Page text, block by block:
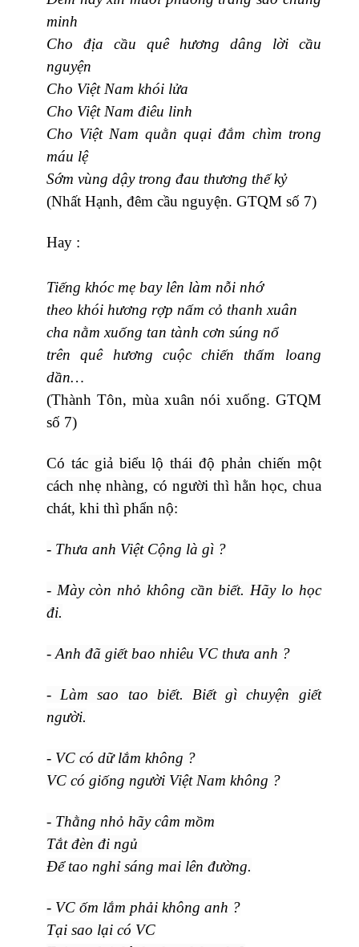
minh
Cho địa cầu quê hương dâng lời cầu
nguyện
Cho Việt Nam khói lửa
Cho Việt Nam điêu linh
Cho Việt Nam quằn quại đắm chìm trong
máu lệ
Sớm vùng dậy trong đau thương thế kỷ
(Nhất Hạnh, đêm cầu nguyện. GTQM số 7)
Hay :
Tiếng khóc mẹ bay lên làm nỗi nhớ
theo khói hương rợp nấm cỏ thanh xuân
cha nằm xuống tan tành cơn súng nổ
trên quê hương cuộc chiến thấm loang
dần…
(Thành Tôn, mùa xuân nói xuống. GTQM
số 7)
Có tác giả biểu lộ thái độ phản chiến một
cách nhẹ nhàng, có người thì hằn học, chua
chát, khi thì phẩn nộ:
- Thưa anh Việt Cộng là gì ?
- Mày còn nhỏ không cần biết. Hãy lo học
đi.
- Anh đã giết bao nhiêu VC thưa anh ?
- Làm sao tao biết. Biết gì chuyện giết
người.
- VC có dữ lắm không ?
VC có giống người Việt Nam không ?
- Thằng nhỏ hãy câm mồm
Tắt đèn đi ngủ
Để tao nghỉ sáng mai lên đường.
- VC ốm lắm phải không anh ?
Tại sao lại có VC